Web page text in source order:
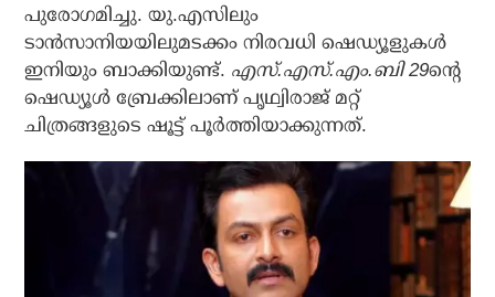
പുരോഗമിച്ചു. യു.എസിലും
ടാന്‍സാനിയയിലുമടക്കം നിരവധി ഷെഡ്യൂളുകള്‍
ഇനിയും ബാക്കിയുണ്ട്. എസ്.എസ്.എം.ബി 29ന്റെ
ഷെഡ്യൂള്‍ ബ്രേക്കിലാണ് പൃഥ്വിരാജ് മറ്റ്
ചിത്രങ്ങളുടെ ഷൂട്ട് പൂര്‍ത്തിയാക്കുന്നത്.